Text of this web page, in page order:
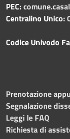
PEC:
Centralino Unico:
Codice Univodo
Prenotazione
Segnalazione
Leggi le FAQ
Richiesta di